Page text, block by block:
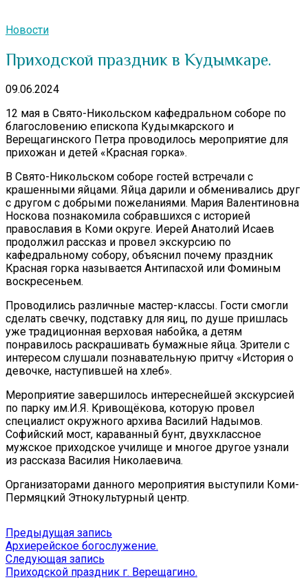
Новости
Приходской праздник в Кудымкаре.
09.06.2024
12 мая в Свято-Никольском кафедральном соборе по
благословению епископа Кудымкарского и
Верещагинского Петра проводилось мероприятие для
прихожан и детей «Красная горка».
В Свято-Никольском соборе гостей встречали с
крашенными яйцами. Яйца дарили и обменивались друг
с другом с добрыми пожеланиями. Мария Валентиновна
Носкова познакомила собравшихся с историей
православия в Коми округе. Иерей Анатолий Исаев
продолжил рассказ и провел экскурсию по
кафедральному собору, объяснил почему праздник
Красная горка называется Антипасхой или Фоминым
воскресеньем.
Проводились различные мастер-классы. Гости смогли
сделать свечку, подставку для яиц, по душе пришлась
уже традиционная верховая набойка, а детям
понравилось раскрашивать бумажные яйца. Зрители с
интересом слушали познавательную притчу «История о
девочке, наступившей на хлеб».
Мероприятие завершилось интереснейшей экскурсией
по парку им.И.Я. Кривощёкова, которую провел
специалист окружного архива Василий Надымов.
Софийский мост, караванный бунт, двухклассное
мужское приходское училище и многое другое узнали
из рассказа Василия Николаевича.
Организаторами данного мероприятия выступили Коми-
Пермяцкий Этнокультурный центр.
Навигация
по
записям
Предыдущая запись
запись:
Архиерейское богослужение.
Следующая запись
запись:
Приходской праздник г. Верещагино.